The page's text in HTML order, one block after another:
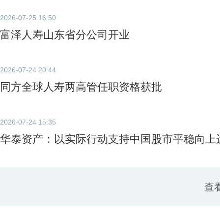
2026-07-25 16:50
富泽人寿山东省分公司开业
2026-07-24 20:44
同方全球人寿两高管任职资格获批
2026-07-24 15:35
华泰资产：以实际行动支持中国股市平稳向上
查